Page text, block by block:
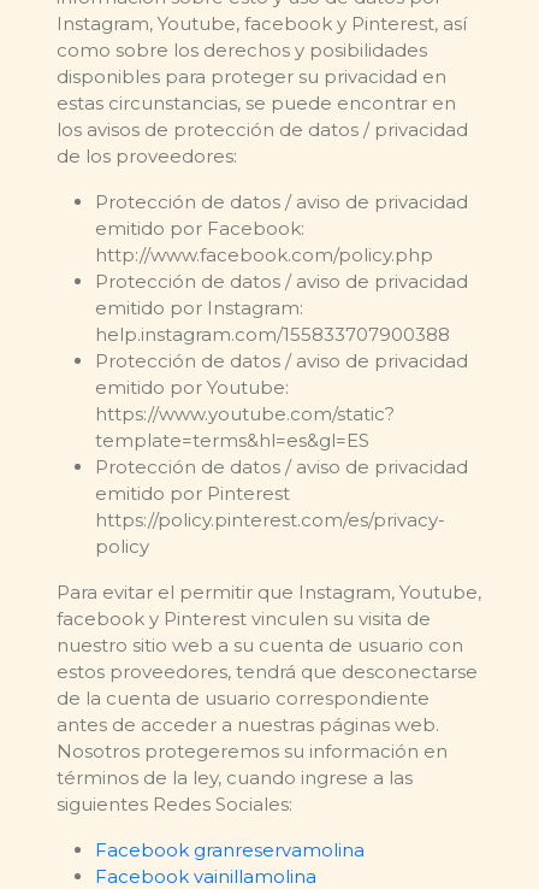
Instagram, Youtube, facebook y Pinterest, así
como sobre los derechos y posibilidades
disponibles para proteger su privacidad en
estas circunstancias, se puede encontrar en
los avisos de protección de datos / privacidad
de los proveedores:
Protección de datos / aviso de privacidad
emitido por Facebook:
http://www.facebook.com/policy.php
Protección de datos / aviso de privacidad
emitido por Instagram:
help.instagram.com/155833707900388
Protección de datos / aviso de privacidad
emitido por Youtube:
https://www.youtube.com/static?
template=terms&hl=es&gl=ES
Protección de datos / aviso de privacidad
emitido por Pinterest
https://policy.pinterest.com/es/privacy-
policy
Para evitar el permitir que Instagram, Youtube,
facebook y Pinterest vinculen su visita de
nuestro sitio web a su cuenta de usuario con
estos proveedores, tendrá que desconectarse
de la cuenta de usuario correspondiente
antes de acceder a nuestras páginas web.
Nosotros protegeremos su información en
términos de la ley, cuando ingrese a las
siguientes Redes Sociales:
Facebook granreservamolina
Facebook vainillamolina